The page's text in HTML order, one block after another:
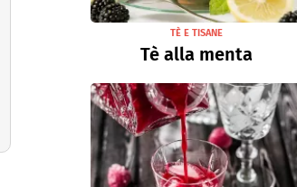
TÈ E TISANE
Tè alla menta